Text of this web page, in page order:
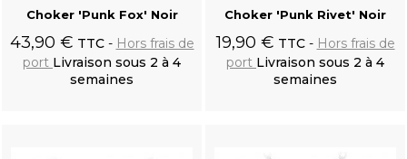
Choker 'Punk Fox' Noir
43,90 € TTC
Hors frais de
port Livraison sous 2 à 4
semaines
Choker 'Punk Rivet' Noir
19,90 € TTC
Hors frais de
port Livraison sous 2 à 4
semaines